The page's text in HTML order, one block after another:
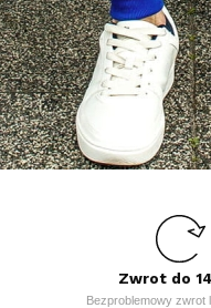
Zwrot do
Bezproblemowy zwrot